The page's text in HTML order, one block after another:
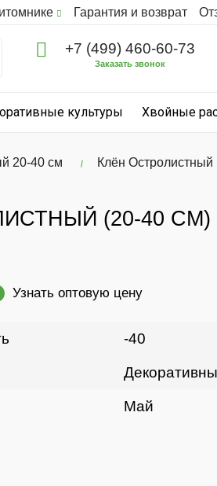
Гарантия и возврат
+7 (499) 460-60-73
Заказать звонок
культуры Хвойные
20-40 см Клён Остролистный
(20-40 СМ)
Узнать оптовую цену
-40
Май